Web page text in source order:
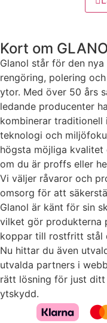
Kort om
Glanol står för den
rengöring, polering
ytor. Med över 50 års
ledande producenter
kombinerar traditionell
teknologi och
högsta möjliga kvalitet
om du är proffs eller
Vi väljer råvaror och
omsorg för att
Glanol är känt för sin
vilket gör produkterna
koppar till rostfritt stål
Nu hittar du även
utvalda partners i
rätt lösning för just
ytskydd.
Statistik
För att vi ska
kunna
hemsidans
funktionalitet
och
uppbyggnad,
baserat på
hur hemsidan
används.
Upplevelse
För att vår
hemsida ska
prestera så
bra som
möjligt under
ditt besök.
Om du nekar